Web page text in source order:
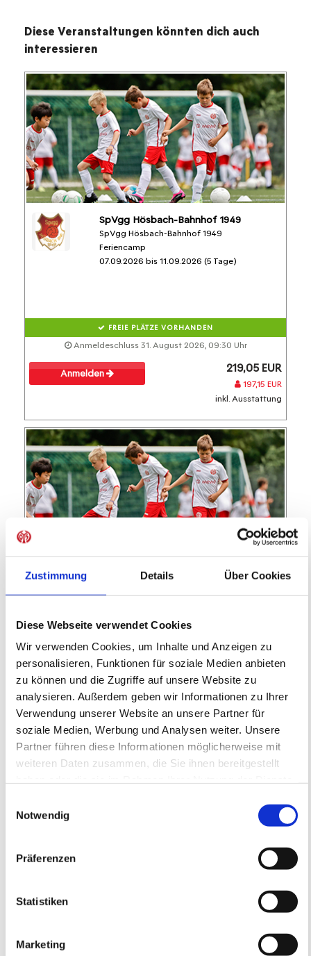
Zustimmung Details Über Cookies
Diese Webseite verwendet Cookies
Wir verwenden Cookies, um Inhalte und Anzeigen zu
personalisieren, Funktionen für soziale Medien anbieten
zu können und die Zugriffe auf unsere Website zu
analysieren. Außerdem geben wir Informationen zu Ihrer
Verwendung unserer Website an unsere Partner für
soziale Medien, Werbung und Analysen weiter. Unsere
Partner führen diese Informationen möglicherweise mit
weiteren Daten zusammen, die Sie ihnen bereitgestellt
Notwendig
Präferenzen
Statistiken
Marketing
Diese Veranstaltungen könnten dich auch
interessieren
SpVgg Hösbach-Bahnhof 1949
SpVgg Hösbach-Bahnhof 1949
Feriencamp
07.09.2026 bis 11.09.2026 (5 Tage)
FREIE PLÄTZE VORHANDEN
Anmeldeschluss 31. August 2026, 09:30 Uhr
Anmelden 219,05 EUR
197,15 EUR
inkl. Ausstattung
FC TÜRK Kelsterbach
FREIE PLÄTZE VORHANDEN
Anmeldeschluss 28. September 2026, 09:30 Uhr
Anmelden 219,05 EUR